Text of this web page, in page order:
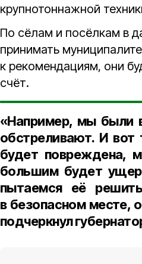
крупнотоннажной
По сёлам и посёлкам в
принимать
к рекомендациям, они
счёт.
«Например, мы были
обстреливают. И вот
будет повреждена,
большим будет
пытаемся её
в безопасном месте,
подчеркнул